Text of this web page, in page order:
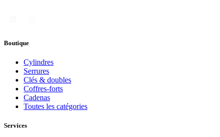
Boutique
Cylindres
Serrures
Clés & doubles
Coffres-forts
Cadenas
Toutes les catégories
Services